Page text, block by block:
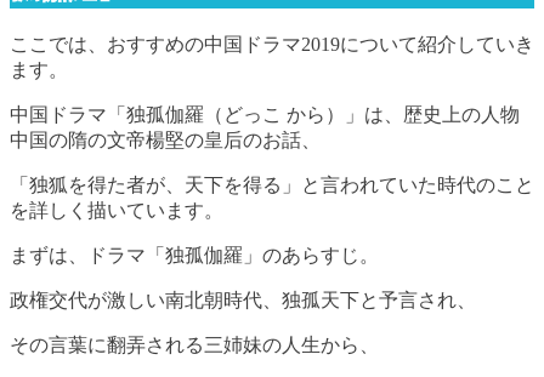
ここでは、おすすめの中国ドラマ2019について紹介していき
ます。
中国ドラマ「独孤伽羅（どっこ から）」は、歴史上の人物
中国の隋の文帝楊堅の皇后のお話、
「独狐を得た者が、天下を得る」と言われていた時代のこと
を詳しく描いています。
まずは、ドラマ「独孤伽羅」のあらすじ。
政権交代が激しい南北朝時代、独孤天下と予言され、
その言葉に翻弄される三姉妹の人生から、